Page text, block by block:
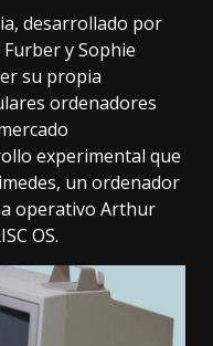
desarrollado por
y Sophie
su propia
ordenadores
experimental que
, un ordenador
operativo Arthur
OS.